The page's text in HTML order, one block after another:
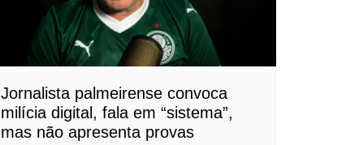
Jornalista palmeirense convoca
milícia digital, fala em “sistema”,
mas não apresenta provas